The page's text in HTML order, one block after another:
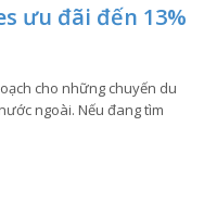
ưu đãi đến 13%
cho những chuyến du
ngoài. Nếu đang tìm